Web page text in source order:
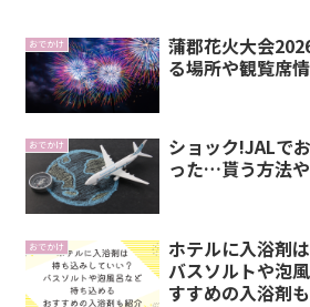
おでかけ
蒲郡花火大会
る場所や観覧席
おでかけ
ショック!JALで
った…貰う方法
おでかけ
ホテルに入浴剤
バスソルトや泡
すすめの入浴剤